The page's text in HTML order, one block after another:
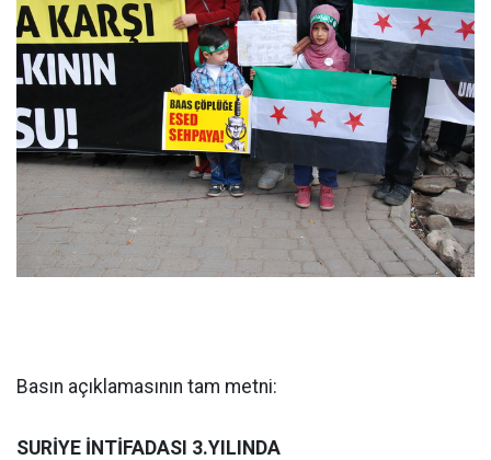
Basın açıklamasının tam metni:
SURİYE İNTİFADASI 3.YILINDA